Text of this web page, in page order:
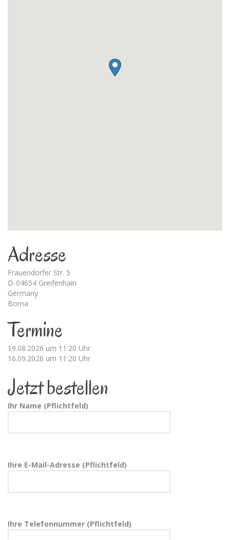
Adresse
Frauendorfer Str. 5
D-04654 Greifenhain
Germany
Borna
Termine
19.08.2026 um 11:20 Uhr
16.09.2026 um 11:20 Uhr
Jetzt bestellen
Ihr Name (Pflichtfeld)
Ihre E-Mail-Adresse (Pflichtfeld)
Ihre Telefonnummer (Pflichtfeld)